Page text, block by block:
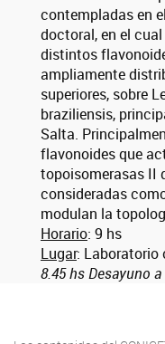
contempladas en
doctoral, en el
distintos
ampliamente
superiores, sobre
braziliensis,
Salta.
flavonoides que
topoisomerasas II
consideradas
modulan la
Horario: 9 hs
Lugar: Laboratorio
8.45 hs Desayuno